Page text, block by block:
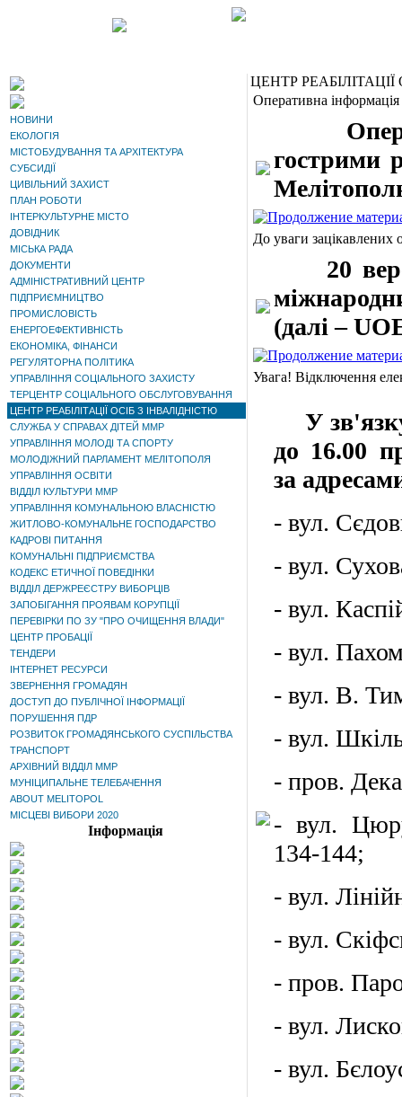
НОВИНИ
ЕКОЛОГІЯ
МІСТОБУДУВАННЯ ТА АРХІТЕКТУРА
СУБСИДІЇ
ЦИВІЛЬНИЙ ЗАХИСТ
ПЛАН РОБОТИ
ІНТЕРКУЛЬТУРНЕ МІСТО
ДОВІДНИК
МІСЬКА РАДА
ДОКУМЕНТИ
АДМІНІСТРАТИВНИЙ ЦЕНТР
ПІДПРИЄМНИЦТВО
ПРОМИСЛОВІСТЬ
ЕНЕРГОЕФЕКТИВНІСТЬ
ЕКОНОМІКА, ФІНАНСИ
РЕГУЛЯТОРНА ПОЛІТИКА
УПРАВЛІННЯ СОЦІАЛЬНОГО ЗАХИСТУ
ТЕРЦЕНТР СОЦІАЛЬНОГО ОБСЛУГОВУВАННЯ
ЦЕНТР РЕАБІЛІТАЦІЇ ОСІБ З ІНВАЛІДНІСТЮ
СЛУЖБА У СПРАВАХ ДІТЕЙ ММР
УПРАВЛІННЯ МОЛОДІ ТА СПОРТУ
МОЛОДІЖНИЙ ПАРЛАМЕНТ МЕЛІТОПОЛЯ
УПРАВЛІННЯ ОСВІТИ
ВІДДІЛ КУЛЬТУРИ ММР
УПРАВЛІННЯ КОМУНАЛЬНОЮ ВЛАСНІСТЮ
ЖИТЛОВО-КОМУНАЛЬНЕ ГОСПОДАРСТВО
КАДРОВІ ПИТАННЯ
КОМУНАЛЬНІ ПІДПРИЄМСТВА
КОДЕКС ЕТИЧНОЇ ПОВЕДІНКИ
ВІДДІЛ ДЕРЖРЕЄСТРУ ВИБОРЦІВ
ЗАПОБІГАННЯ ПРОЯВАМ КОРУПЦІЇ
ПЕРЕВІРКИ ПО ЗУ "ПРО ОЧИЩЕННЯ ВЛАДИ"
ЦЕНТР ПРОБАЦІЇ
ТЕНДЕРИ
ІНТЕРНЕТ РЕСУРСИ
ЗВЕРНЕННЯ ГРОМАДЯН
ДОСТУП ДО ПУБЛІЧНОЇ ІНФОРМАЦІЇ
ПОРУШЕННЯ ПДР
РОЗВИТОК ГРОМАДЯНСЬКОГО СУСПІЛЬСТВА
ТРАНСПОРТ
АРХІВНИЙ ВІДДІЛ ММР
МУНІЦИПАЛЬНЕ ТЕЛЕБАЧЕННЯ
ABOUT MELITOPOL
МІСЦЕВІ ВИБОРИ 2020
Інформація
ЦЕНТР
Оперативна
гострими
До уваги зацікавлених
20
(далі –
Увага! Відключення
У зв'язку
до 16.00
за
- вул.
- вул.
- вул.
- вул.
- вул. В.
- вул.
- пров.
- вул.
134-144;
- вул.
- вул.
- пров.
- вул.
- вул.